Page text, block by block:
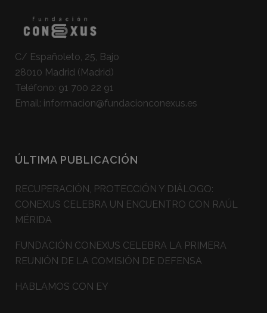
C/ Españoleto, 25, Bajo
28010 Madrid (Madrid)
Teléfono: 91 700 22 91
Email: informacion@fundacionconexus.es
ÚLTIMA PUBLICACIÓN
RECUPERACIÓN, PROTECCIÓN Y DIÁLOGO:
CONEXUS CELEBRA UN ENCUENTRO CON RAÚL
MÉRIDA
FUNDACIÓN CONEXUS CELEBRA LA PRIMERA
REUNIÓN DE LA COMISIÓN DE DEFENSA
HABLAMOS CON EY